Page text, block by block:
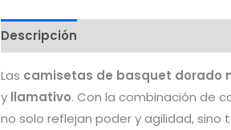
Descripción
Las camisetas de basquet dorado
y llamativo. Con la combinación de
no solo reflejan poder y agilidad,